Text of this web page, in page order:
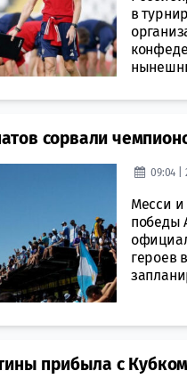
в
сорвали
09:04 |
Месси и
победы
героев
прибыла с